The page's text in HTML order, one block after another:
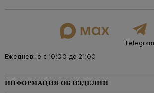
Telegram
Ежедневно с 10:00 до 21:00
ИНФОРМАЦИЯ ОБ ИЗДЕЛИИ